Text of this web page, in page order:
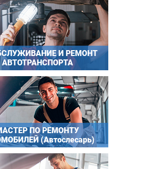
И РЕМОНТ
АВТОТРАНСПОРТА
ПО РЕМОНТУ
(Автослесарь)